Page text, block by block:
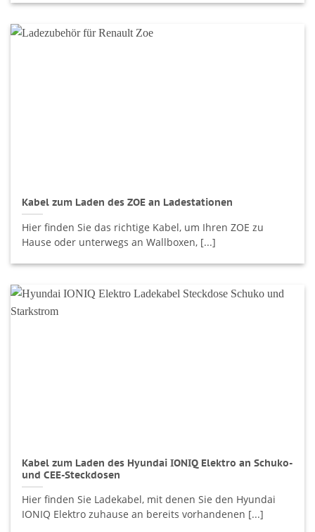
Kabel zum Laden des ZOE an Ladestationen
Hier finden Sie das richtige Kabel, um Ihren ZOE zu
Hause oder unterwegs an Wallboxen, [...]
Kabel zum Laden des Hyundai IONIQ Elektro an Schuko-
und CEE-Steckdosen
Hier finden Sie Ladekabel, mit denen Sie den Hyundai
IONIQ Elektro zuhause an bereits vorhandenen [...]